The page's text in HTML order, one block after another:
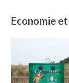
Economie